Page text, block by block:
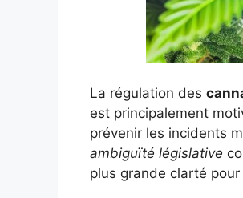
La régulation des
est principalement
prévenir les incidents
ambiguïté législative
plus grande clarté